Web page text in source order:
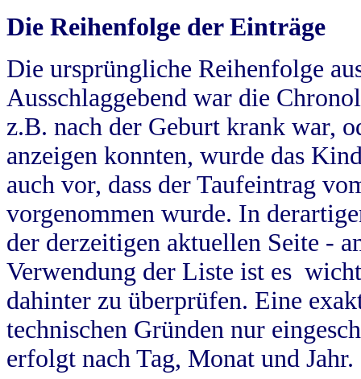
Die Reihenfolge der Einträge
Die ursprüngliche Reihenfolge
Ausschlaggebend war die
z.B. nach der Geburt krank war,
anzeigen konnten, wurde das
auch vor, dass der Taufeintrag
vorgenommen wurde. In
der derzeitigen aktuellen Seite -
Verwendung der Liste ist es
dahinter zu überprüfen. Eine
technischen Gründen nur
erfolgt nach Tag, Monat und Jahr.